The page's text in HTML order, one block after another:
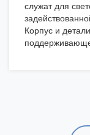
служат для
Корпус и